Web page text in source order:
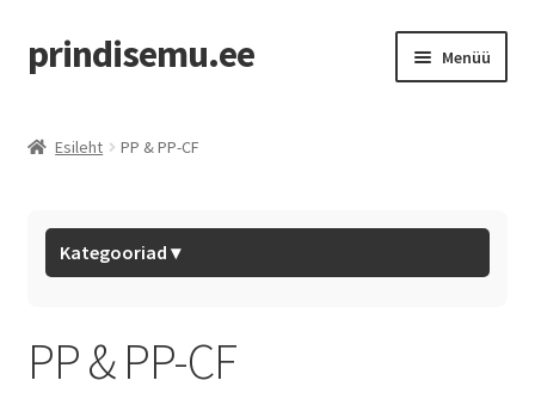
prindisemu.ee Menüü
Eryone Filaments
BL Filaments
Esileht PP & PP-CF
Kategooriad ▾
PP & PP-CF